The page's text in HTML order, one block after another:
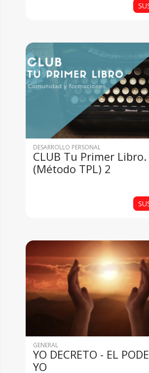
DESARROLLO PERSONAL
CLUB Tu Primer Libro.
(Método TPL) 2
GENERAL
YO DECRETO - EL
YO